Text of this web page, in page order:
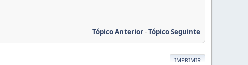
Tópico Anterior-Tópico Seguinte
IMPRIMIR